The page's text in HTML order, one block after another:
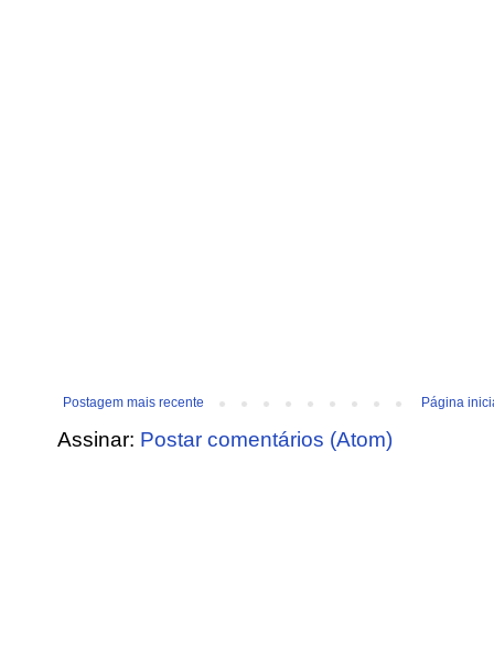
Postagem mais recente Página
Assinar: Postar comentários (Atom)